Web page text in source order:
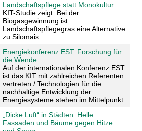
Landschaftspflege statt Monokultur
KIT-Studie zeigt: Bei der
Biogasgewinnung ist
Landschaftspflegegras eine Alternative
zu Silomais.
Energiekonferenz EST: Forschung für
die Wende
Auf der internationalen Konferenz EST
ist das KIT mit zahlreichen Referenten
vertreten / Technologien für die
nachhaltige Entwicklung der
Energiesysteme stehen im Mittelpunkt
„Dicke Luft“ in Städten: Helle
Fassaden und Bäume gegen Hitze